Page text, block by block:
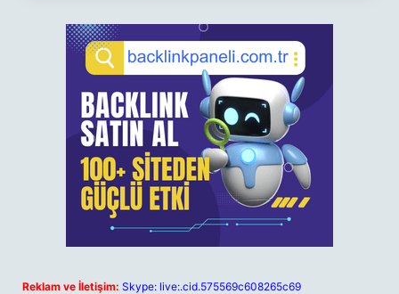
Reklam ve İletişim: Skype: live:.cid.575569c608265c69